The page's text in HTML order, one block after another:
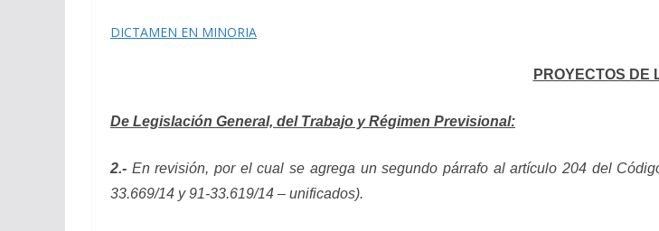
DICTAMEN EN MINORIA
PROYECTOS DE
De Legislación General, del Trabajo y Régimen Previsional:
2.- En revisión,por el cual se agrega un segundo párrafo al artículo 204 del
33.669/14 y91-33.619/14 – unificados).